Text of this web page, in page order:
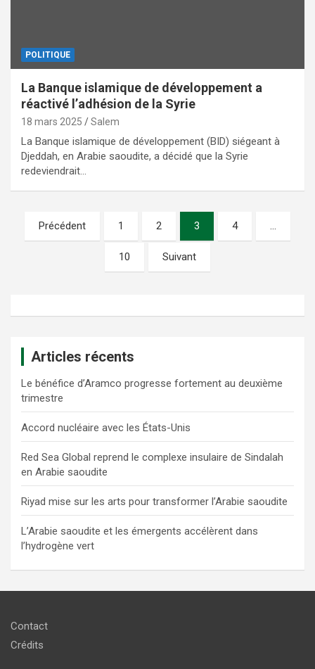
POLITIQUE
La Banque islamique de développement a
réactivé l’adhésion de la Syrie
18 mars 2025 Salem
La Banque islamique de développement (BID) siégeant à
Djeddah, en Arabie saoudite, a décidé que la Syrie
redeviendrait…
Pagination
des
publications
Précédent 1 2 3 4 …
10 Suivant
Articles récents
Le bénéfice d’Aramco progresse fortement au deuxième
trimestre
Accord nucléaire avec les États-Unis
Red Sea Global reprend le complexe insulaire de Sindalah
en Arabie saoudite
Riyad mise sur les arts pour transformer l’Arabie saoudite
L’Arabie saoudite et les émergents accélèrent dans
l’hydrogène vert
Contact
Crédits